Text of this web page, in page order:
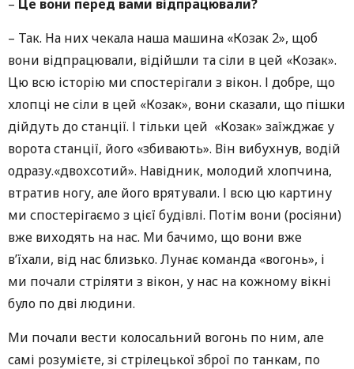
– Це вони перед вами відпрацювали?
– Так. На них чекала наша машина «Козак 2», щоб
вони відпрацювали, відійшли та сіли в цей «Козак».
Цю всю історію ми спостерігали з вікон. І добре, що
хлопці не сіли в цей «Козак», вони сказали, що пішки
дійдуть до станції. І тільки цей «Козак» заїжджає у
ворота станції, його «збивають». Він вибухнув, водій
одразу.«двохсотий». Навідник, молодий хлопчина,
втратив ногу, але його врятували. І всю цю картину
ми спостерігаємо з цієї будівлі. Потім вони (росіяни)
вже виходять на нас. Ми бачимо, що вони вже
в’їхали, від нас близько. Лунає команда «вогонь», і
ми почали стріляти з вікон, у нас на кожному вікні
було по дві людини.
Ми почали вести колосальний вогонь по ним, але
самі розумієте, зі стрілецької зброї по танкам, по